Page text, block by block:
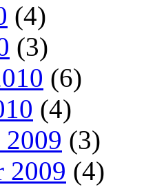
(4)
(3)
(6)
(4)
2009 (3)
2009 (4)